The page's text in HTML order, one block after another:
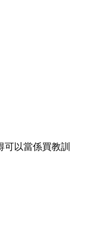
以當係買教訓